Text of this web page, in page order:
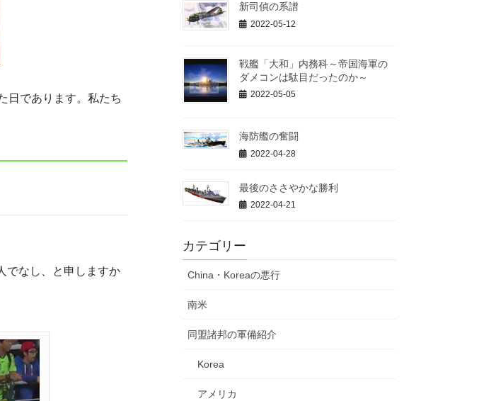
日であります。私たち
でなし、と申しますか
新司偵の系譜
2022-05-12
戦艦「大和」内務科～帝国海軍の
ダメコンは駄目だったのか～
2022-05-05
海防艦の奮闘
2022-04-28
最後のささやかな勝利
2022-04-21
カテゴリー
China・Koreaの悪行
南米
同盟諸邦の軍備紹介
Korea
アメリカ